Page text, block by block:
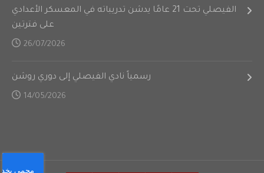
الفيصلي تحت 21 عامًا يدشن تدريباته في المعسكر الأعدادي
على فترتين
26/07/2026
رسمياً نادي الفيصلي إلى دوري روشن
14/05/2026